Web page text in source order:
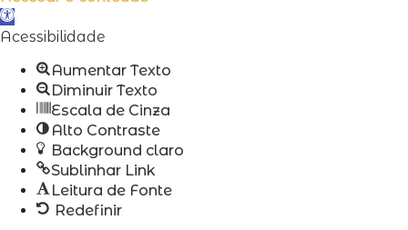
Abrir
a
ferramentas
Acessibilidade
Aumentar Texto
Diminuir Texto
Escala de Cinza
Alto Contraste
Background claro
Sublinhar Link
Leitura de Fonte
Redefinir